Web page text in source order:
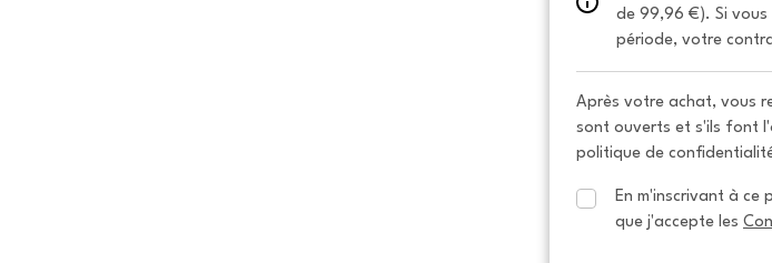
de 99,96 €). Si vous
période, votre
Après votre achat, vous
sont ouverts et s'ils font
politique de
En m'inscrivant à ce
que j'accepte les